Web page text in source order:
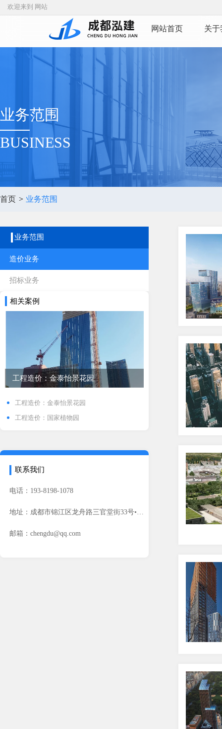
欢迎来到 网站
网站首页 关于
业务范围
BUSINESS
首页 > 业务范围
业务范围
造价业务
招标业务
相关案例
工程造价：金泰怡景花园
工程造价：金泰怡景花园
工程造价：国家植物园
联系我们
电话：193-8198-1078
邮箱：chengdu@qq.com